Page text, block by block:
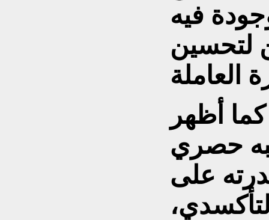
فيه
لتحسين
كما أظهر EGCG، وهو مضاد
حصري
على